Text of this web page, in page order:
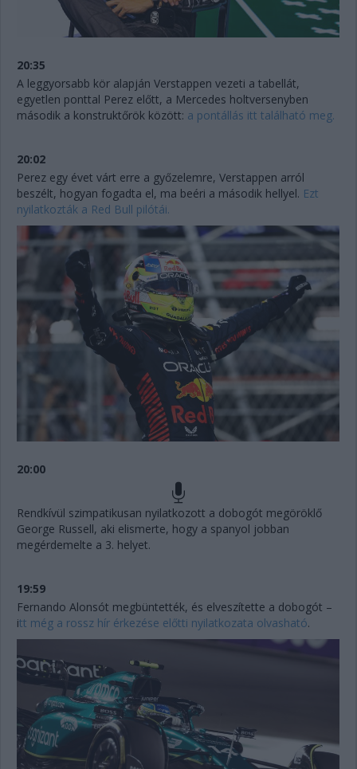
20:35
A leggyorsabb kör alapján Verstappen vezeti a tabellát,
egyetlen ponttal Perez előtt, a Mercedes holtversenyben
második a konstruktőrök között: a pontállás itt található meg.
20:02
Perez egy évet várt erre a győzelemre, Verstappen arról
beszélt, hogyan fogadta el, ma beéri a második hellyel. Ezt
nyilatkozták a Red Bull pilótái.
20:00
Rendkívül szimpatikusan nyilatkozott a dobogót megöröklő
George Russell, aki elismerte, hogy a spanyol jobban
megérdemelte a 3. helyet.
19:59
Fernando Alonsót megbüntették, és elveszítette a dobogót –
itt még a rossz hír érkezése előtti nyilatkozata olvasható.